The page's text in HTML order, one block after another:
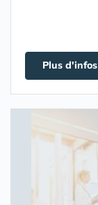
Plus d'infos